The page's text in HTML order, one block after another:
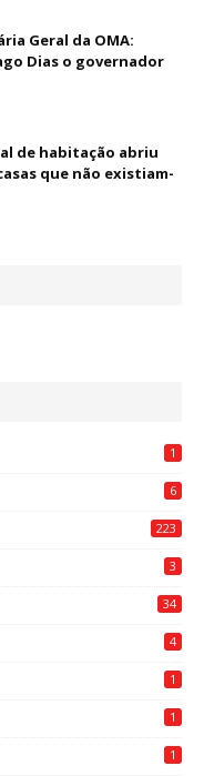
Geral da OMA:
Dias o governador
de habitação abriu
que não existiam-
1
6
223
3
34
4
1
1
1